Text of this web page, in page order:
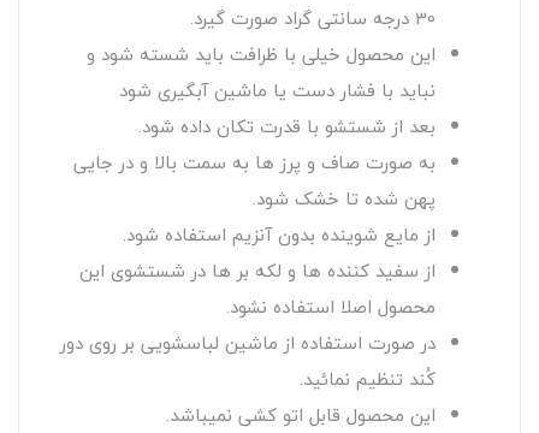
30 درجه سانتی گراد صورت گیرد.
این محصول خیلی با ظرافت باید شسته شود و
نباید با فشار دست یا ماشین آبگیری شود
بعد از شستشو با قدرت تکان داده شود.
به صورت صاف و پرز ها به سمت بالا و در جایی
پهن شده تا خشک شود.
از مایع شوینده بدون آنزیم استفاده شود.
از سفید کننده ها و لکه بر ها در شستشوی این
محصول اصلا استفاده نشود.
در صورت استفاده از ماشین لباسشویی بر روی دور
کُند تنظیم نمائید.
این محصول قابل اتو کشی نمیباشد.